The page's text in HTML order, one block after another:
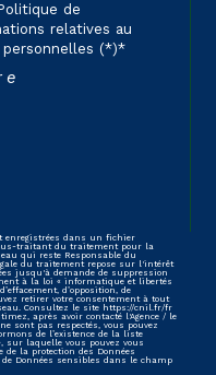
de
relatives au
(*)*
enregistrées dans un fichier
traitant du traitement pour la
qui reste Responsable du
du traitement repose sur l'intérêt
jusqu'à demande de suppression
à la loi « informatique et libertés
d’opposition, de
retirer votre consentement à tout
Consultez le site https://cnil.fr/fr
après avoir contacté l'Agence / le
sont pas respectés, vous pouvez
de l’existence de la liste
sur laquelle vous pouvez vous
de la protection des Données
Données sensibles dans le champ